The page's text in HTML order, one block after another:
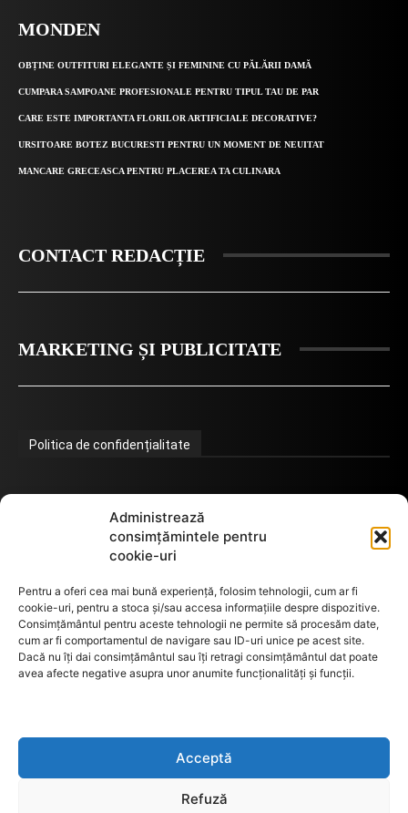
Administrează
consimțămintele pentru
cookie-uri
Pentru a oferi cea mai bună experiență, folosim tehnologii, cum ar fi
cookie-uri, pentru a stoca și/sau accesa informațiile despre dispozitive.
Consimțământul pentru aceste tehnologii ne permite să procesăm date,
cum ar fi comportamentul de navigare sau ID-uri unice pe acest site.
Dacă nu îți dai consimțământul sau îți retragi consimțământul dat poate
avea afecte negative asupra unor anumite funcționalități și funcții.
Acceptă
Refuză
MONDEN
OBȚINE OUTFITURI ELEGANTE ȘI FEMININE CU PĂLĂRII DAMĂ
CUMPARA SAMPOANE PROFESIONALE PENTRU TIPUL TAU DE PAR
CARE ESTE IMPORTANTA FLORILOR ARTIFICIALE DECORATIVE?
URSITOARE BOTEZ BUCURESTI PENTRU UN MOMENT DE NEUITAT
MANCARE GRECEASCA PENTRU PLACEREA TA CULINARA
CONTACT REDACȚIE
MARKETING ȘI PUBLICITATE
Politica de confidențialitate
Termeni de utilizare
GDPR
Anunturi de licitații